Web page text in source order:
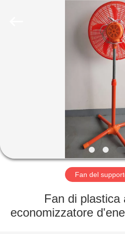
GIRO
FABBRICA
Fan del
Fan di plastica
economizzatore